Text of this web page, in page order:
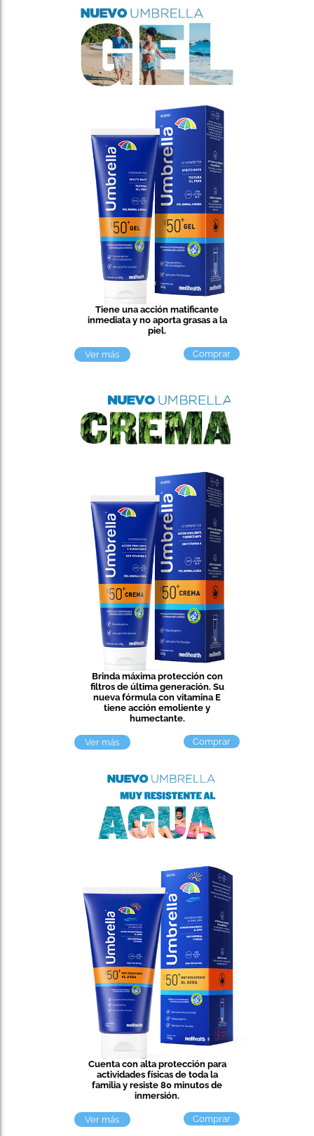
Tiene una acción matificante
inmediata y no aporta grasas a la
piel.
Ver más Comprar
Brinda máxima protección con
filtros de última generación. Su
nueva fórmula con vitamina E
tiene acción emoliente y
humectante.
Ver más Comprar
Cuenta con alta protección para
actividades físicas de toda la
familia y resiste 80 minutos de
inmersión.
Ver más Comprar